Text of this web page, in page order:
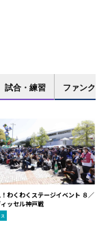
試合・練習 ファンクラブ
わくわくステージイベント ８／
ッセル神戸戦